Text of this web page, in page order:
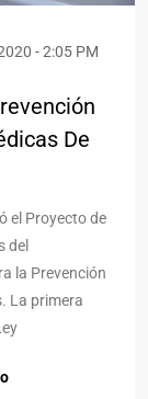
- 2:05 PM
De
el Proyecto de
del
la Prevención
La primera